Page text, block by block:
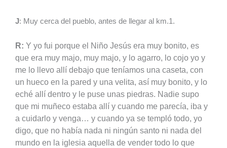
J: Muy cerca del pueblo, antes de llegar al km.1.
R: Y yo fui porque el Niño Jesús era muy bonito, es
que era muy majo, muy majo, y lo agarro, lo cojo yo y
me lo llevo allí debajo que teníamos una caseta, con
un hueco en la pared y una velita, así muy bonito, y lo
eché allí dentro y le puse unas piedras. Nadie supo
que mi muñeco estaba allí y cuando me parecía, iba y
a cuidarlo y venga… y cuando ya se templó todo, yo
digo, que no había nada ni ningún santo ni nada del
mundo en la iglesia aquella de vender todo lo que